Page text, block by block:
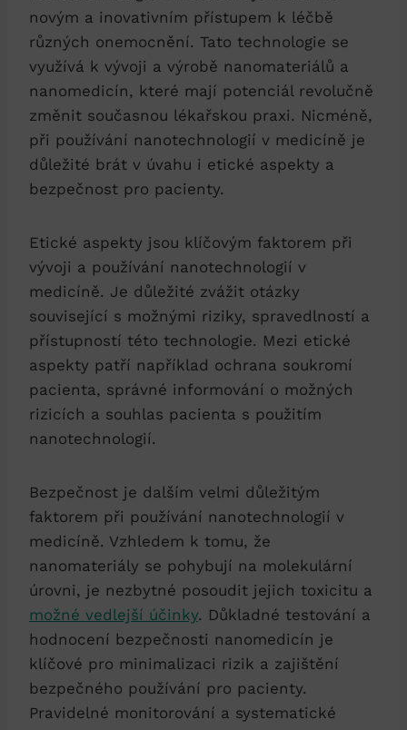
novým a inovativním přístupem k léčbě
různých onemocnění. Tato technologie se
využívá k vývoji a výrobě nanomateriálů a
nanomedicín, které mají potenciál revolučně
změnit současnou lékařskou praxi. Nicméně,
při používání nanotechnologií v medicíně je
důležité brát v úvahu i etické aspekty a
bezpečnost pro pacienty.
Etické aspekty jsou klíčovým faktorem při
vývoji a používání nanotechnologií v
medicíně. Je důležité zvážit otázky
související s možnými riziky, spravedlností a
přístupností této technologie. Mezi etické
aspekty patří například ochrana soukromí
pacienta, správné informování o možných
rizicích a souhlas pacienta s použitím
nanotechnologií.
Bezpečnost je dalším velmi důležitým
faktorem při používání nanotechnologií v
medicíně. Vzhledem k tomu, že
nanomateriály se pohybují na molekulární
úrovni, je nezbytné posoudit jejich toxicitu a
možné vedlejší účinky. Důkladné testování a
hodnocení bezpečnosti nanomedicín je
klíčové pro minimalizaci rizik a zajištění
bezpečného používání pro pacienty.
Pravidelné monitorování a systematické